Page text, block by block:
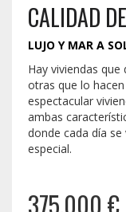
CALIDAD
LUJO Y MAR A
Hay viviendas
otras que lo
espectacular
ambas
donde cada día
especial.
estilo de vida
375.000 €